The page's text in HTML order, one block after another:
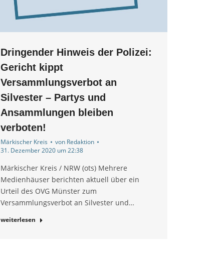
Dringender Hinweis der Polizei:
Gericht kippt
Versammlungsverbot an
Silvester – Partys und
Ansammlungen bleiben
verboten!
Märkischer Kreis von Redaktion
31. Dezember 2020 um 22:38
Märkischer Kreis / NRW (ots) Mehrere
Medienhäuser berichten aktuell über ein
Urteil des OVG Münster zum
Versammlungsverbot an Silvester und…
weiterlesen